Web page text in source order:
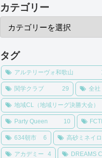
カテゴリー
タグ
アルテリーヴォ和歌山
関学クラブ 29 全社
地域CL（地域リーグ決勝大会）
Party Queen 10
634朝市 6 高砂ミネイ
アカデミー 4 DREAMS